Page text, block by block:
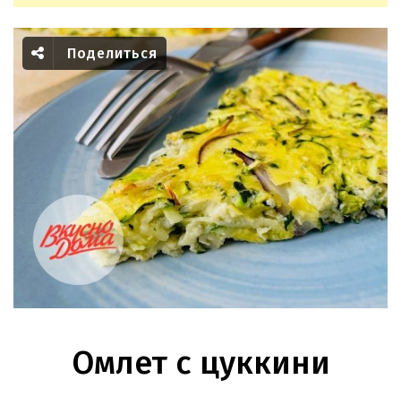
Поделиться
Омлет с цуккини